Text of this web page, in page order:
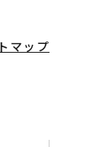
マップ